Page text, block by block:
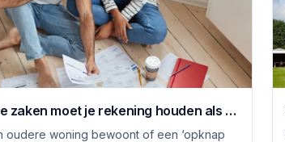
zaken moet je rekening houden als je
gaat renoveren
oudere woning bewoont of een ‘opknap